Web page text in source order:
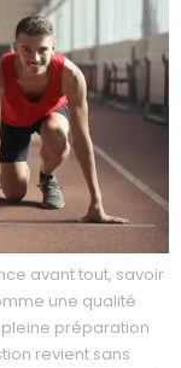
avant tout, savoir
une qualité
pleine préparation
revient sans